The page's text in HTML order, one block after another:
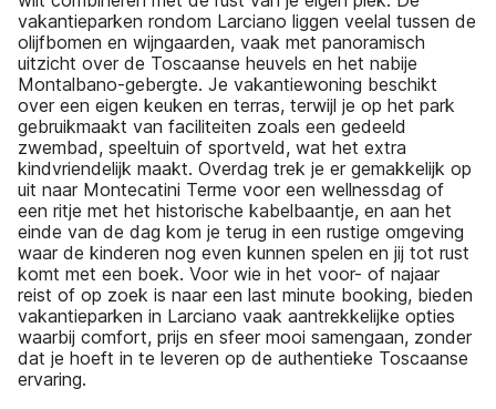
vakantieparken rondom Larciano liggen veelal tussen de
olijfbomen en wijngaarden, vaak met panoramisch
uitzicht over de Toscaanse heuvels en het nabije
Montalbano-gebergte. Je vakantiewoning beschikt
over een eigen keuken en terras, terwijl je op het park
gebruikmaakt van faciliteiten zoals een gedeeld
zwembad, speeltuin of sportveld, wat het extra
kindvriendelijk maakt. Overdag trek je er gemakkelijk op
uit naar Montecatini Terme voor een wellnessdag of
een ritje met het historische kabelbaantje, en aan het
einde van de dag kom je terug in een rustige omgeving
waar de kinderen nog even kunnen spelen en jij tot rust
komt met een boek. Voor wie in het voor- of najaar
reist of op zoek is naar een last minute booking, bieden
vakantieparken in Larciano vaak aantrekkelijke opties
waarbij comfort, prijs en sfeer mooi samengaan, zonder
dat je hoeft in te leveren op de authentieke Toscaanse
ervaring.